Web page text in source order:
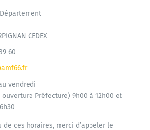
CEDEX
60
vendredi
ouverture Préfecture) 9h00 à 12h00 et
de ces horaires, merci d’appeler le